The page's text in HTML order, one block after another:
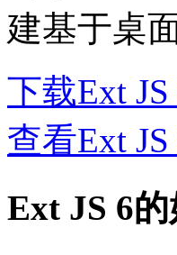
建基于桌
下载Ext JS
查看Ext
Ext JS 6